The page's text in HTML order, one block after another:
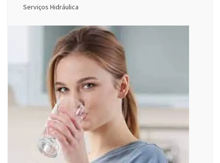
Serviços Hidráulica